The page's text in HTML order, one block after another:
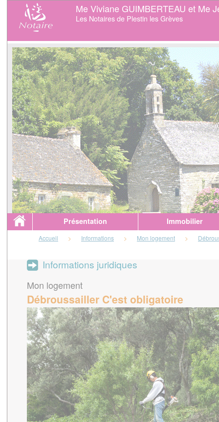
Me Viviane GUIMBERTEAU et Me
Les Notaires de Plestin les Grèves
Présentation Immobilier
Accueil > Informations > Mon logement >
Informations juridiques
Mon logement
Débroussailler C'est obligatoire